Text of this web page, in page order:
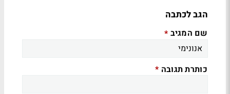
הגב לכתבה
שם המגיב *
כותרת תגובה *